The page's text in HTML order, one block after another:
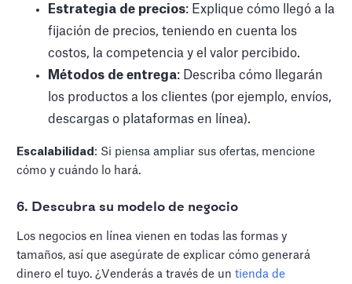
Estrategia de precios: Explique cómo llegó a la
fijación de precios, teniendo en cuenta los
costos, la competencia y el valor percibido.
Métodos de entrega: Describa cómo llegarán
los productos a los clientes (por ejemplo, envíos,
descargas o plataformas en línea).
Escalabilidad : Si piensa ampliar sus ofertas, mencione
cómo y cuándo lo hará.
6. Descubra su modelo de negocio
Los negocios en línea vienen en todas las formas y
tamaños, así que asegúrate de explicar cómo generará
dinero el tuyo. ¿Venderás a través de untienda de